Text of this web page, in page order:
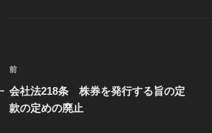
投
稿
ナ
過
去
の
前
会社法218条 株券を発行する旨の定
款の定めの廃止